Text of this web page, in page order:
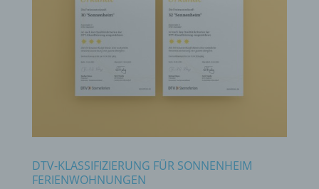
DTV-KLASSIFIZIERUNG FÜR SONNENHEIM
FERIENWOHNUNGEN